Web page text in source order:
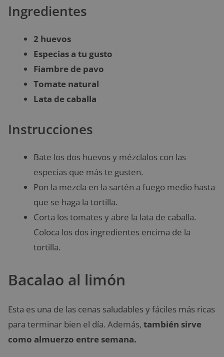
Ingredientes
2 huevos
Especias a tu gusto
Fiambre de pavo
Tomate natural
Lata de caballa
Instrucciones
Bate los dos huevos y mézclalos con las
especias que más te gusten.
Pon la mezcla en la sartén a fuego medio hasta
que se haga la tortilla.
Corta los tomates y abre la lata de caballa.
Coloca los dos ingredientes encima de la
tortilla.
Bacalao al limón
Esta es una de las cenas saludables y fáciles más ricas
para terminar bien el día. Además, también sirve
como almuerzo entre semana.